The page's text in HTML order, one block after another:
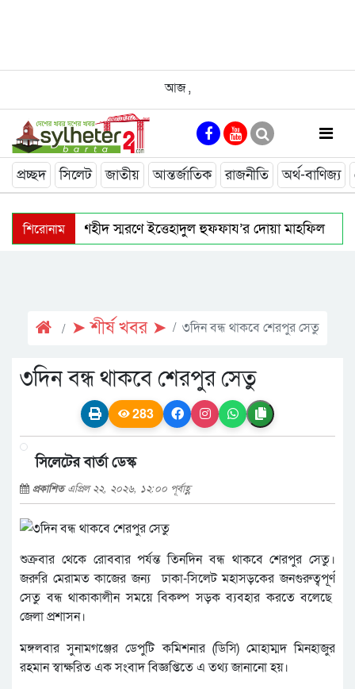
আজ,
প্রচ্ছদ সিলেট জাতীয় আন্তর্জাতিক রাজনীতি অর্থ-বাণিজ্য
শিরোনাম
গোলাপগঞ্জে ৭ শহীদ স্মরণে ইত্তেহাদুল হুফফায’র দোয়া মাহফিল
➤ শীর্ষ খবর ➤ ৩দিন বন্ধ থাকবে শেরপুর সেতু
৩দিন বন্ধ থাকবে শেরপুর সেতু
283
সিলেটের বার্তা ডেস্ক
প্রকাশিতএপ্রিল ২২, ২০২৬, ১২:০০ পূর্বাহ্ণ
শুক্রবার থেকে রোববার পর্যন্ত তিনদিন বন্ধ থাকবে শেরপুর সেতু।
জরুরি মেরামত কাজের জন্য ঢাকা-সিলেট মহাসড়কের জনগুরুত্বপূর্ণ
সেতু বন্ধ থাকাকালীন সময়ে বিকল্প সড়ক ব্যবহার করতে বলেছে
জেলা প্রশাসন।
মঙ্গলবার সুনামগঞ্জের ডেপুটি কমিশনার (ডিসি) মোহাম্মদ মিনহাজুর
রহমান স্বাক্ষরিত এক সংবাদ বিজ্ঞপ্তিতে এ তথ্য জানানো হয়।